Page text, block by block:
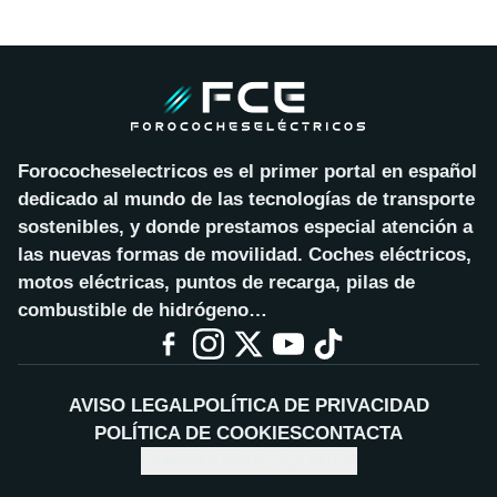
Forococheselectricos es el primer portal en español
dedicado al mundo de las tecnologías de transporte
sostenibles, y donde prestamos especial atención a
las nuevas formas de movilidad. Coches eléctricos,
motos eléctricas, puntos de recarga, pilas de
combustible de hidrógeno…
AVISO LEGALPOLÍTICA DE PRIVACIDAD
POLÍTICA DE COOKIESCONTACTA